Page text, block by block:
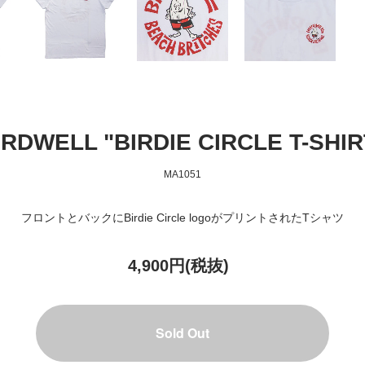
"BIRDIE CIRCLE T-
MA1051
フロントとバックにBirdie Circle logoがプリントされたTシャツ
4,900円(税抜)
Sold Out